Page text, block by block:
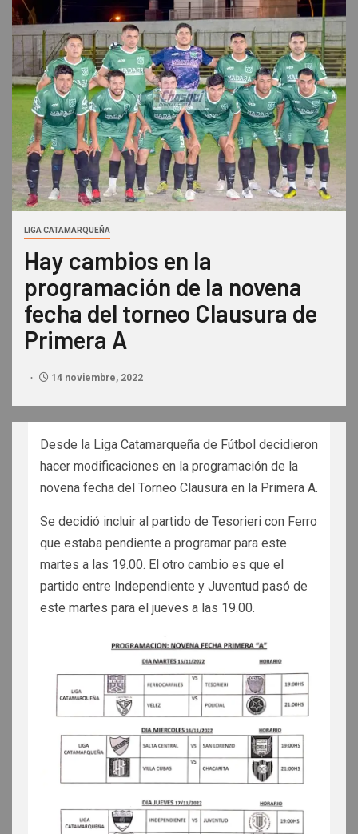
LIGA CATAMARQUEÑA
Hay cambios en la
programación de la novena
fecha del torneo Clausura de
Primera A
14 noviembre, 2022
Desde la Liga Catamarqueña de Fútbol decidieron
hacer modificaciones en la programación de la
novena fecha del Torneo Clausura en la Primera A.
Se decidió incluir al partido de Tesorieri con Ferro
que estaba pendiente a programar para este
martes a las 19.00. El otro cambio es que el
partido entre Independiente y Juventud pasó de
este martes para el jueves a las 19.00.